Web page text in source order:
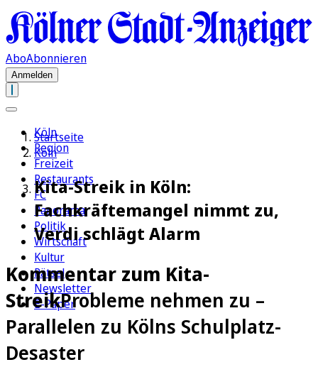
AboAbonnieren
Anmelden
Köln
Region
Freizeit
Restaurants
FC
Panorama
Politik
Wirtschaft
Kultur
Rätsel
Newsletter
E-Paper
Startseite
Köln
Kita-Streik in Köln:
Fachkräftemangel nimmt zu,
Verdi schlägt Alarm
Kommentar zum Kita-
StreikProbleme nehmen zu –
Parallelen zu Kölns Schulplatz-
Desaster